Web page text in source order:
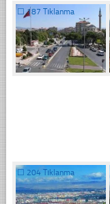
☐187 Tıklanma
☐ 204 Tıklanma